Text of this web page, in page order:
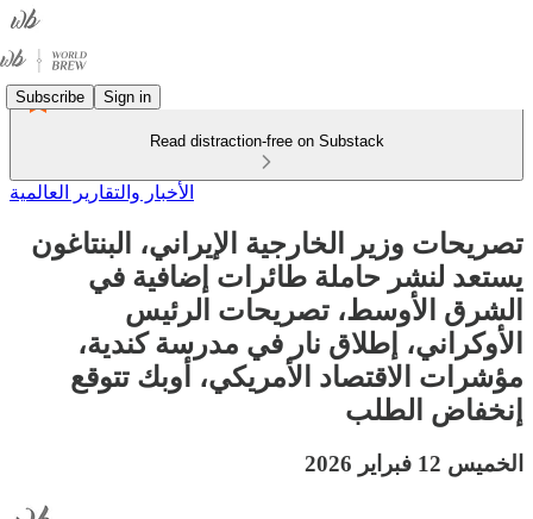
Subscribe Sign in
Read distraction-free on Substack
الأخبار والتقارير العالمية
تصريحات وزير الخارجية الإيراني، البنتاغون
يستعد لنشر حاملة طائرات إضافية في
الشرق الأوسط، تصريحات الرئيس
الأوكراني، إطلاق نار في مدرسة كندية،
مؤشرات الاقتصاد الأمريكي، أوبك تتوقع
إنخفاض الطلب
الخميس 12 فبراير 2026